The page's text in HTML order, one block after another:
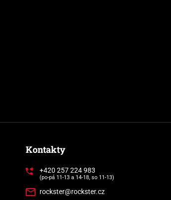
Kontakty
+420 257 224 983
(po-pá 11-13 a 14-18, so 11-13)
rockster@rockster.cz